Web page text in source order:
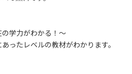
学力がわかる！～
ったレベルの教材がわかります。